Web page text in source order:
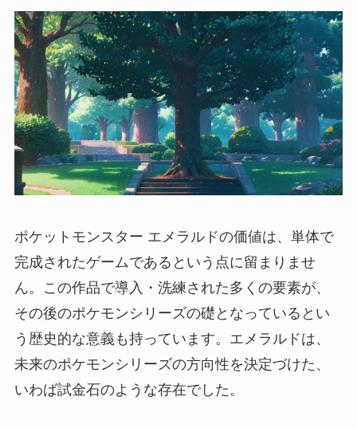
ポケットモンスター エメラルドの価値は、単体で
完成されたゲームであるという点に留まりませ
ん。この作品で導入・洗練された多くの要素が、
その後のポケモンシリーズの礎となっているとい
う歴史的な意義も持っています。エメラルドは、
未来のポケモンシリーズの方向性を決定づけた、
いわば試金石のような存在でした。